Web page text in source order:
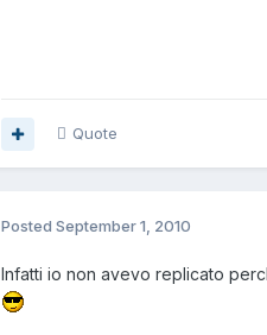
Quote
Posted September 1, 2010
Infatti io non avevo replicato